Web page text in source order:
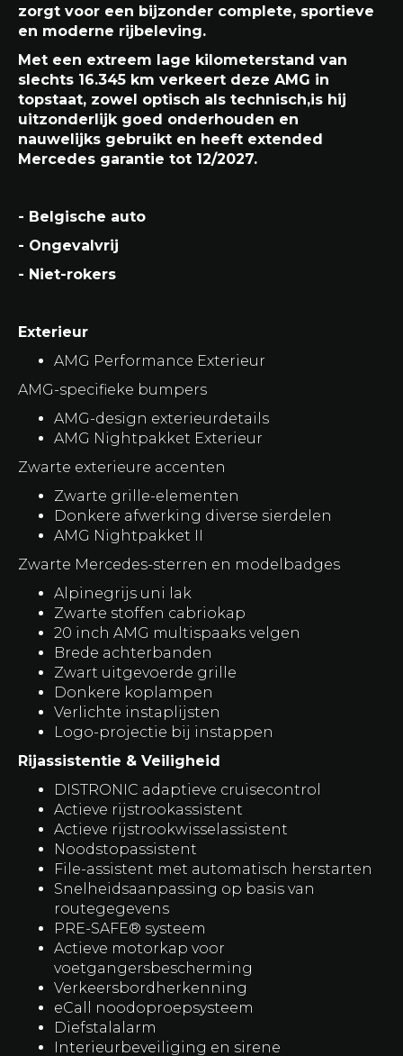
zorgt voor een bijzonder complete, sportieve
en moderne rijbeleving.
Met een extreem lage kilometerstand van
slechts 16.345 km verkeert deze AMG in
topstaat, zowel optisch als technisch,is hij
uitzonderlijk goed onderhouden en
nauwelijks gebruikt en heeft extended
Mercedes garantie tot 12/2027.
- Belgische auto
- Ongevalvrij
- Niet-rokers
Exterieur
AMG Performance Exterieur
AMG-specifieke bumpers
AMG-design exterieurdetails
AMG Nightpakket Exterieur
Zwarte exterieure accenten
Zwarte grille-elementen
Donkere afwerking diverse sierdelen
AMG Nightpakket II
Zwarte Mercedes-sterren en modelbadges
Alpinegrijs uni lak
Zwarte stoffen cabriokap
20 inch AMG multispaaks velgen
Brede achterbanden
Zwart uitgevoerde grille
Donkere koplampen
Verlichte instaplijsten
Logo-projectie bij instappen
Rijassistentie & Veiligheid
DISTRONIC adaptieve cruisecontrol
Actieve rijstrookassistent
Actieve rijstrookwisselassistent
Noodstopassistent
File-assistent met automatisch herstarten
Snelheidsaanpassing op basis van
routegegevens
PRE-SAFE® systeem
Actieve motorkap voor
voetgangersbescherming
Verkeersbordherkenning
eCall noodoproepsysteem
Diefstalalarm
Interieurbeveiliging en sirene